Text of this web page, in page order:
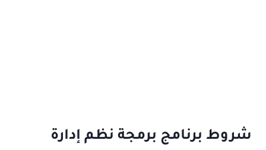
شروط برنامج برمجة نظم إدارة